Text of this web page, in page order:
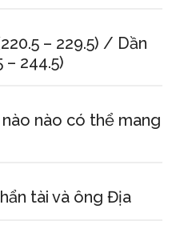
– 229.5) / Dần
– 244.5)
nào có thể mang
tài và ông Địa